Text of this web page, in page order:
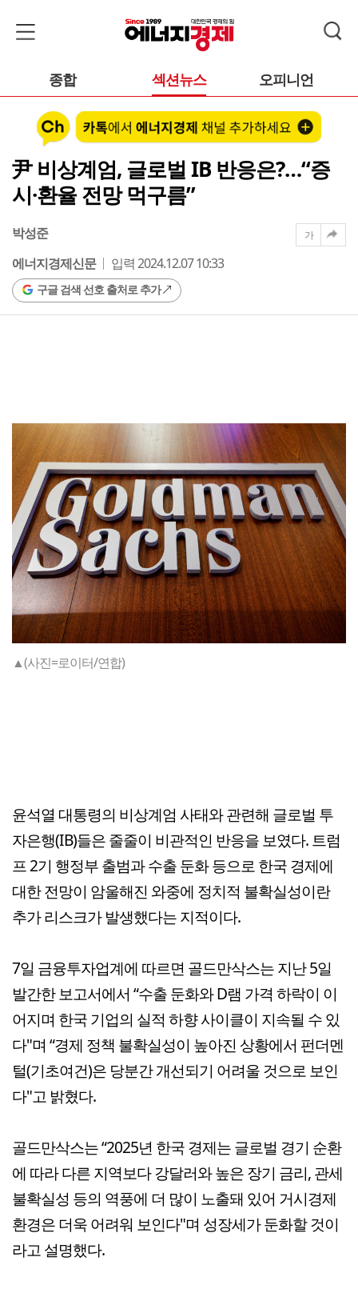
종합 섹션뉴스 오피니언
尹 비상계엄, 글로벌 IB 반응은?…“증
시·환율 전망 먹구름”
박성준
에너지경제신문
입력 2024.12.07 10:33
구글 검색 선호 출처로 추가
가
▲(사진=로이터/연합)
윤석열 대통령의 비상계엄 사태와 관련해 글로벌 투
자은행(IB)들은 줄줄이 비관적인 반응을 보였다. 트럼
프 2기 행정부 출범과 수출 둔화 등으로 한국 경제에
대한 전망이 암울해진 와중에 정치적 불확실성이란
추가 리스크가 발생했다는 지적이다.
7일 금융투자업계에 따르면 골드만삭스는 지난 5일
발간한 보고서에서 “수출 둔화와 D램 가격 하락이 이
어지며 한국 기업의 실적 하향 사이클이 지속될 수 있
다"며 “경제 정책 불확실성이 높아진 상황에서 펀더멘
털(기초여건)은 당분간 개선되기 어려울 것으로 보인
다"고 밝혔다.
골드만삭스는 “2025년 한국 경제는 글로벌 경기 순환
에 따라 다른 지역보다 강달러와 높은 장기 금리, 관세
불확실성 등의 역풍에 더 많이 노출돼 있어 거시경제
환경은 더욱 어려워 보인다"며 성장세가 둔화할 것이
라고 설명했다.